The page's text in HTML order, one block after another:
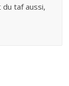
du taf aussi,